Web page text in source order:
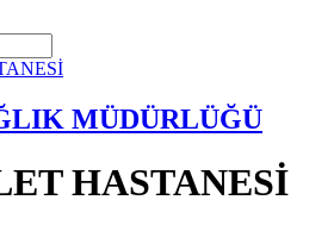
MÜDÜRLÜĞÜ
HASTANESİ